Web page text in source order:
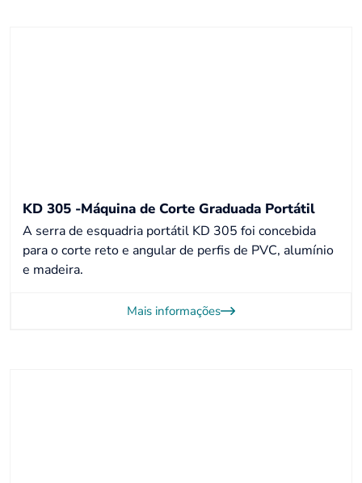
KD 305 -Máquina de Corte Graduada Portátil
A serra de esquadria portátil KD 305 foi concebida
para o corte reto e angular de perfis de PVC, alumínio
e madeira.
Mais informações